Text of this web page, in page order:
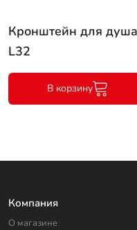
Кронштейн для
L32
В корзину
Компания
О магазине